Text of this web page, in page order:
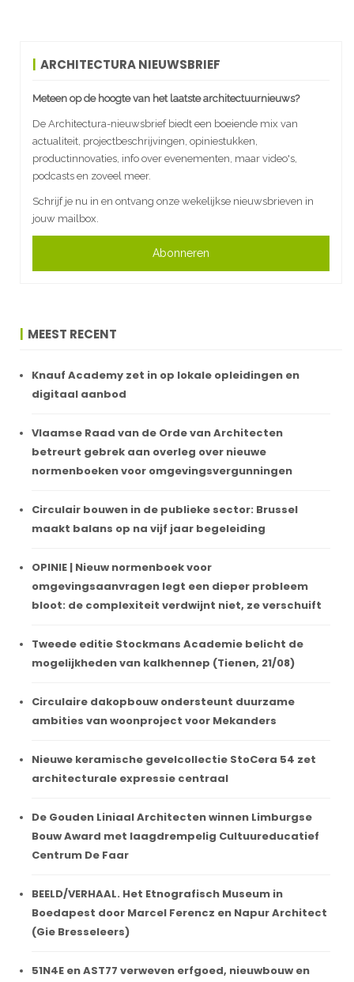
ARCHITECTURA NIEUWSBRIEF
Meteen op de hoogte van het laatste architectuurnieuws?
De Architectura-nieuwsbrief biedt een boeiende mix van
actualiteit, projectbeschrijvingen, opiniestukken,
productinnovaties, info over evenementen, maar video's,
podcasts en zoveel meer.
Schrijf je nu in en ontvang onze wekelijkse nieuwsbrieven in
jouw mailbox.
Abonneren
MEEST RECENT
Knauf Academy zet in op lokale opleidingen en
digitaal aanbod
Vlaamse Raad van de Orde van Architecten
betreurt gebrek aan overleg over nieuwe
normenboeken voor omgevingsvergunningen
Circulair bouwen in de publieke sector: Brussel
maakt balans op na vijf jaar begeleiding
OPINIE | Nieuw normenboek voor
omgevingsaanvragen legt een dieper probleem
bloot: de complexiteit verdwijnt niet, ze verschuift
Tweede editie Stockmans Academie belicht de
mogelijkheden van kalkhennep (Tienen, 21/08)
Circulaire dakopbouw ondersteunt duurzame
ambities van woonproject voor Mekanders
Nieuwe keramische gevelcollectie StoCera 54 zet
architecturale expressie centraal
De Gouden Liniaal Architecten winnen Limburgse
Bouw Award met laagdrempelig Cultuureducatief
Centrum De Faar
BEELD/VERHAAL. Het Etnografisch Museum in
Boedapest door Marcel Ferencz en Napur Architect
(Gie Bresseleers)
51N4E en AST77 verweven erfgoed, nieuwbouw en